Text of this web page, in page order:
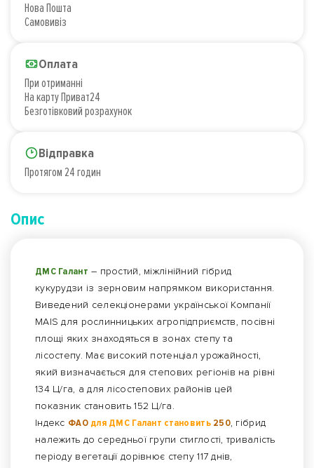
Нова Пошта
Самовивіз
Оплата
При отриманні
На карту Приват24
Безготівковий розрахунок
Відправка
Протягом 24 годин
Опис
ДМС Галант – простий, міжлінійний гібрид
кукурудзи із зерновим напрямком використання.
Виведений селекціонерами української Компанії
MAIS для рослинницьких агропідприємств, посівні
площі яких знаходяться в зонах степу та
лісостепу. Має високий потенціал урожайності,
який визначається для степових регіонів на рівні
134 Ц/га, а для лісостепових районів цей
показник становить 152 Ц/га.
Індекс ФАО для ДМС Галант становить 250, гібрид
належить до середньої групи стиглості, тривалість
періоду вегетації дорівнює степу 117 днів,